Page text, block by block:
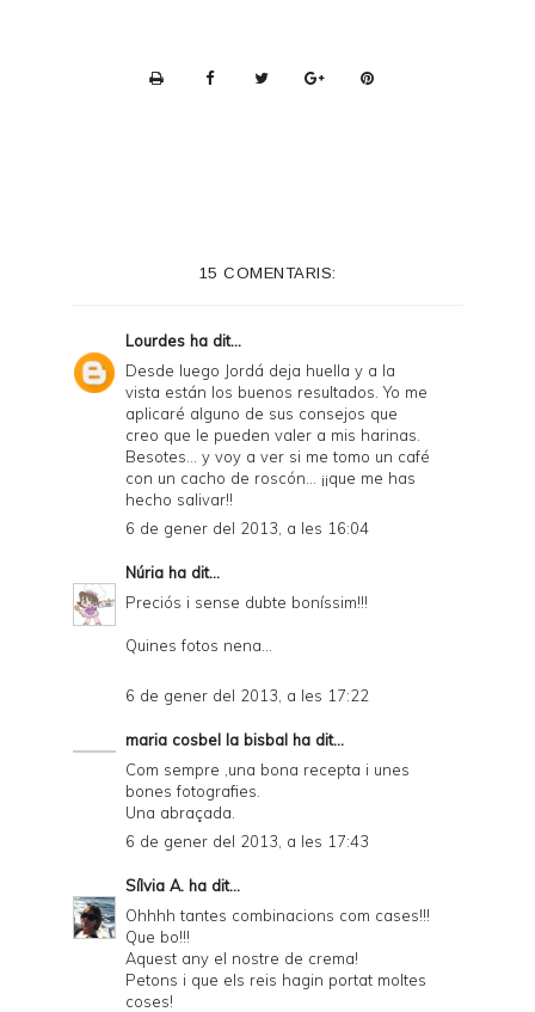
i
e
n
d
y
a
n
F
15 COMENTARIS:
Lourdes ha dit...
Desde luego Jordá deja huella y a la
vista están los buenos resultados. Yo me
aplicaré alguno de sus consejos que
creo que le pueden valer a mis harinas.
Besotes... y voy a ver si me tomo un café
con un cacho de roscón... ¡¡que me has
hecho salivar!!
6 de gener del 2013, a les 16:04
Núria ha dit...
Preciós i sense dubte boníssim!!!
Quines fotos nena...
6 de gener del 2013, a les 17:22
maria cosbel la bisbal ha dit...
Com sempre ,una bona recepta i unes
bones fotografies.
Una abraçada.
6 de gener del 2013, a les 17:43
Sílvia A. ha dit...
Ohhhh tantes combinacions com cases!!!
Que bo!!!
Aquest any el nostre de crema!
Petons i que els reis hagin portat moltes
coses!